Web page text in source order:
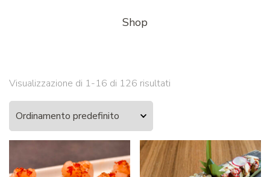
Shop
Visualizzazione di 1-16 di 126 risultati